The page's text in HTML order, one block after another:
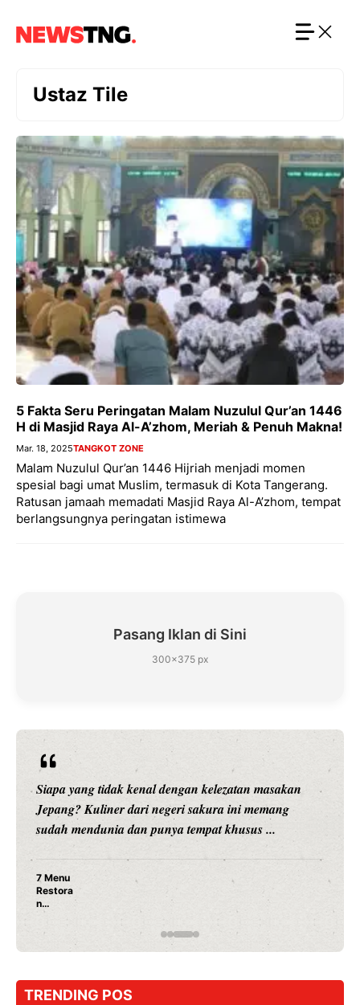
Ustaz Tile
5 Fakta Seru Peringatan Malam Nuzulul Qur’an 1446
H di Masjid Raya Al-A’zhom, Meriah & Penuh Makna!
Mar. 18, 2025TANGKOT ZONE
Malam Nuzulul Qur’an 1446 Hijriah menjadi momen
spesial bagi umat Muslim, termasuk di Kota Tangerang.
Ratusan jamaah memadati Masjid Raya Al-A’zhom, tempat
berlangsungnya peringatan istimewa
Pasang Iklan di Sini
300×375 px
Siapa yang tidak kenal dengan kelezatan masakan
Jepang? Kuliner dari negeri sakura ini memang
sudah mendunia dan punya tempat khusus ...
7 Menu
Restora
n
Jepang
yang
Dicoba,
Cuma
Sushi!
TRENDING POS